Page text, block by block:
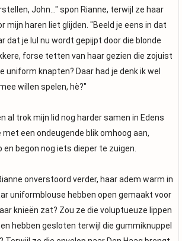
John..." spon Rianne, terwijl ze haar
mijn haren liet glijden. "Beeld je eens in dat
dat je lul nu wordt gepijpt door die blonde
forse tetten van haar gezien die zojuist
knapten? Daar had je denk ik wel
willen spelen, hè?"
al trok mijn lid nog harder samen in Edens
met een ondeugende blik omhoog aan,
begon nog iets dieper te zuigen.
onverstoord verder, haar adem warm in
uniformblouse hebben open gemaakt voor
knieën zat? Zou ze die voluptueuze lippen
hebben gesloten terwijl die gummiknuppel